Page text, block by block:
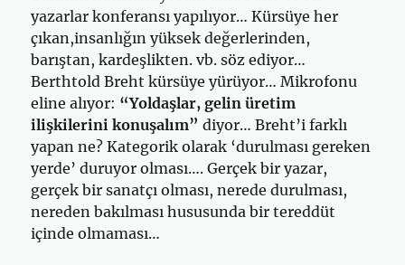
yazarlar konferansı yapılıyor… Kürsüye her
çıkan,insanlığın yüksek değerlerinden,
barıştan, kardeşlikten. vb. söz ediyor…
Berthtold Breht kürsüye yürüyor… Mikrofonu
eline alıyor: “Yoldaşlar, gelin üretim
ilişkilerini konuşalım”diyor… Breht’i farklı
yapan ne? Kategorik olarak ‘durulması gereken
yerde’ duruyor olması…. Gerçek bir yazar,
gerçek bir sanatçı olması, nerede durulması,
nereden bakılması hususunda bir tereddüt
içinde olmaması…